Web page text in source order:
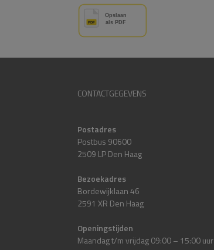
CONTACTGEGEVENS
Postadres
Postbus 90600
2509 LP Den Haag
Bezoekadres
Bordewijklaan 46
2591 XR Den Haag
Openingstijden
Maandag t/m vrijdag 09:00 – 15:00 uur